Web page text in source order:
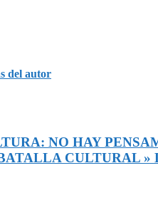
del autor
NO HAY
CULTURAL »